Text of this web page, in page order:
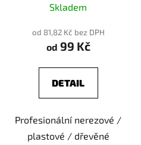
Skladem
od 81,82 Kč bez DPH
od 99 Kč
DETAIL
Profesionální nerezové /
plastové / dřevěné